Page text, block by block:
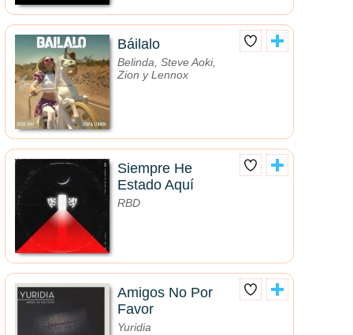
Báilalo
Belinda, Steve Aoki,
Zion y Lennox
Siempre He
Estado Aquí
RBD
Amigos No Por
Favor
Yuridia